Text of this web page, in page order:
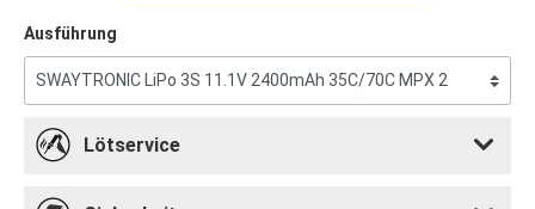
Ausführung
Lötservice